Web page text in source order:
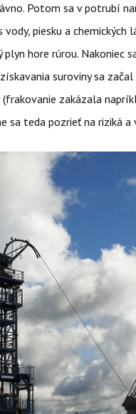
Potom sa v potrubí
vody, piesku a
plyn hore rúrou. Nakoniec
suroviny sa
zakázala
sa teda pozrieť na riziká